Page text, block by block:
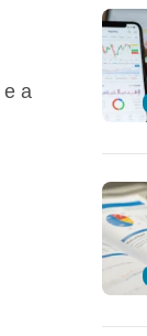
e a